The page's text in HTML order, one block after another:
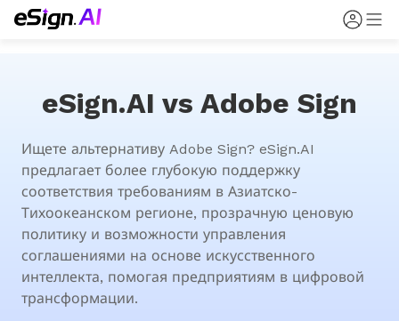
eSign.AI vs Adobe Sign
Ищете альтернативу Adobe Sign? eSign.AI
предлагает более глубокую поддержку
соответствия требованиям в Азиатско-
Тихоокеанском регионе, прозрачную ценовую
политику и возможности управления
соглашениями на основе искусственного
интеллекта, помогая предприятиям в цифровой
трансформации.